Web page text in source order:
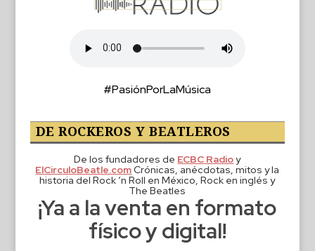
#PasiónPorLaMúsica
DE ROCKEROS Y BEATLEROS
De los fundadores de ECBC Radioy
ElCirculoBeatle.comCrónicas, anécdotas, mitos y la
historia del Rock ‘n Roll en México, Rock en inglés y
The Beatles
¡Ya a la venta en formato
físico y digital!